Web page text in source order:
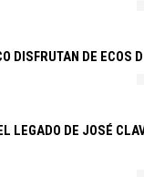
DISFRUTAN DE ECOS
LEGADO DE JOSÉ